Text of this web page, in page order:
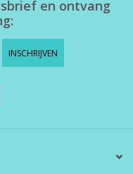
en ontvang
INSCHRIJVEN